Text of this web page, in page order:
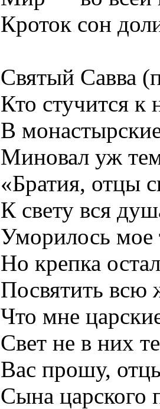
Кроток сон
Святый Савва
Кто стучится
В
Миновал уж
«Братия, отцы
К свету вся
Уморилось мое
Но крепка
Посвятить всю
Что мне
Свет не в них
Вас прошу,
Сына